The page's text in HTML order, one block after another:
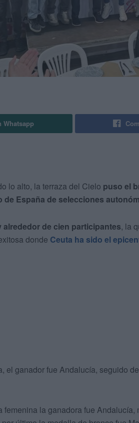
Whatsapp
lo alto, la terraza del Cielo puso el
de España de selecciones
de cien participantes, la
donde Ceuta ha sido el
el ganador fue Andalucía, seguido
femenina la ganadora fue